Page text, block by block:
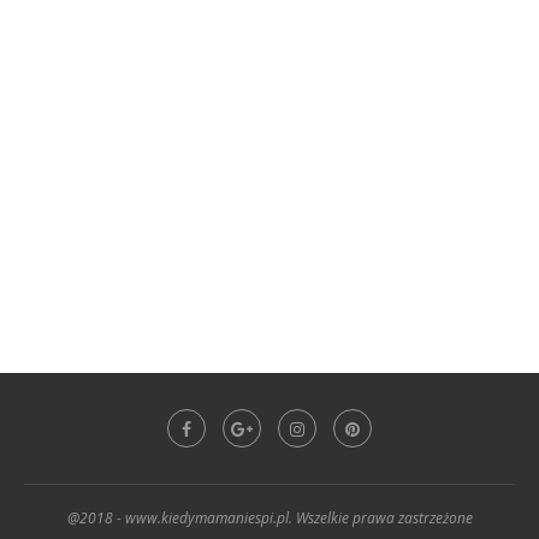
@2018 - www.kiedymamaniespi.pl. Wszelkie prawa zastrzeżone